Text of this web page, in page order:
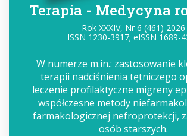
Terapia - Medycyna
Rok XXXIV, Nr 6 (461) 2026
ISSN 1230-3917; eISSN 1689-
W numerze m.in.: zastosowanie
terapii nadciśnienia tętniczego
leczenie profilaktyczne migreny
współczesne metody
farmakologicznej nefroprotekcji,
osób starszych.